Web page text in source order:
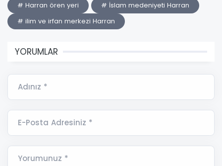
# Harran ören yeri
# İslam medeniyeti Harran
# ilim ve irfan merkezi Harran
YORUMLAR
Adınız *
E-Posta Adresiniz *
Yorumunuz *